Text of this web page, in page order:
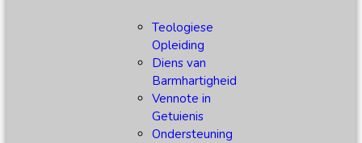
Teologiese
Opleiding
Diens van
Barmhartigheid
Vennote in
Getuienis
Ondersteuning